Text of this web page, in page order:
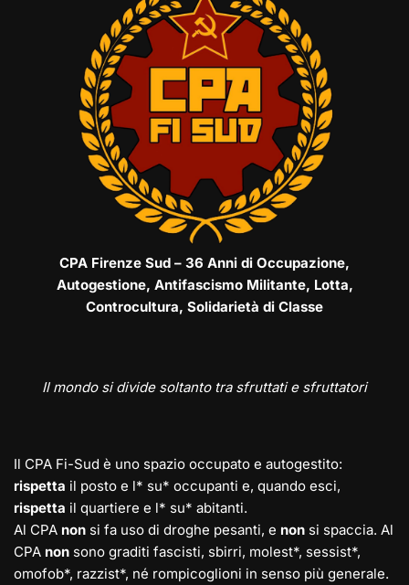
CPA Firenze Sud – 36 Anni di Occupazione,
Autogestione, Antifascismo Militante, Lotta,
Controcultura, Solidarietà di Classe
Il mondo si divide soltanto tra sfruttati e sfruttatori
Il CPA Fi-Sud è uno spazio occupato e autogestito:
rispetta il posto e l* su* occupanti e, quando esci,
rispetta il quartiere e l* su* abitanti.
Al CPA non si fa uso di droghe pesanti, e non si spaccia. Al
CPA non sono graditi fascisti, sbirri, molest*, sessist*,
omofob*, razzist*, né rompicoglioni in senso più generale.